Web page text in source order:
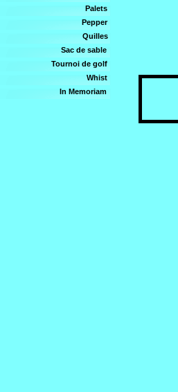
In Memoriam
Tournoi de golf
Quilles
Palets
Whist
Pepper
Sac de sable